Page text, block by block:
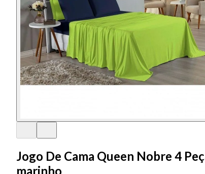
Jogo De Cama Queen Nobre 4
marinho